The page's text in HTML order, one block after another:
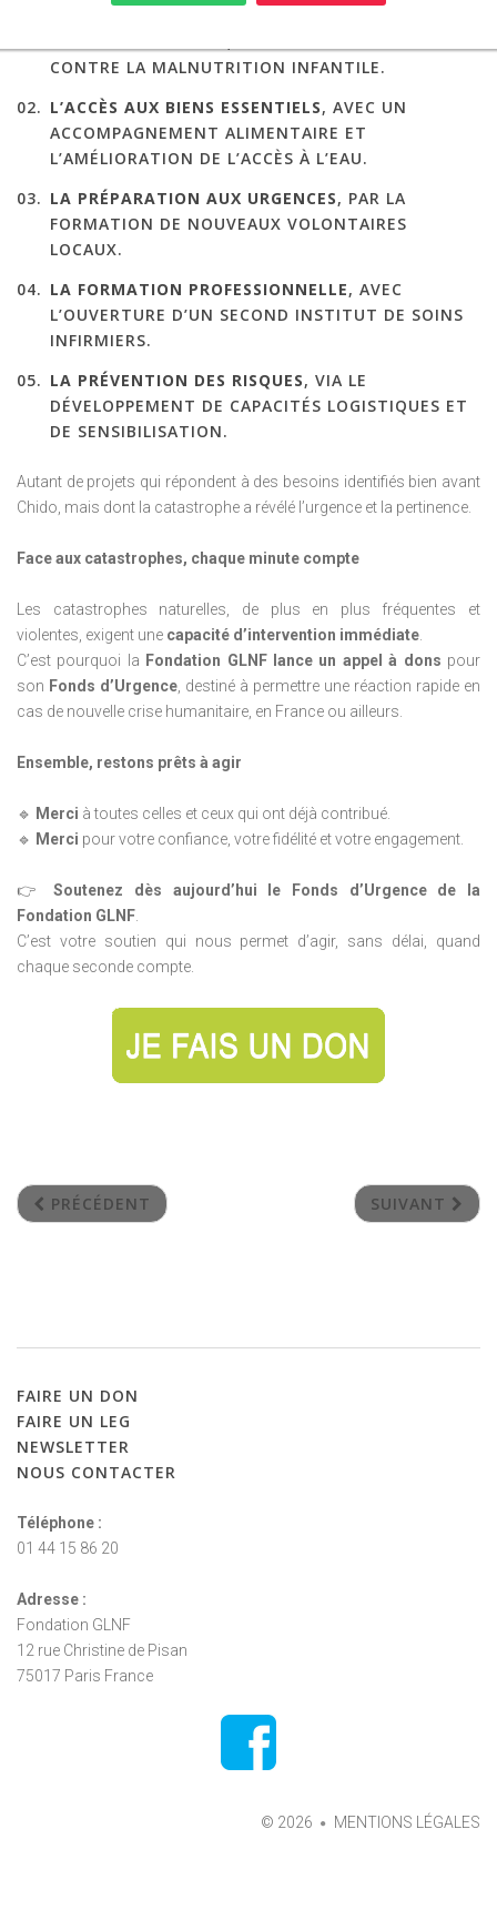
CONTRE LA MALNUTRITION INFANTILE.
L’ACCÈS AUX BIENS ESSENTIELS, AVEC UN
ACCOMPAGNEMENT ALIMENTAIRE ET
L’AMÉLIORATION DE L’ACCÈS À L’EAU.
LA PRÉPARATION AUX URGENCES, PAR LA
FORMATION DE NOUVEAUX VOLONTAIRES
LOCAUX.
LA FORMATION PROFESSIONNELLE, AVEC
L’OUVERTURE D’UN SECOND INSTITUT DE SOINS
INFIRMIERS.
LA PRÉVENTION DES RISQUES, VIA LE
DÉVELOPPEMENT DE CAPACITÉS LOGISTIQUES ET
DE SENSIBILISATION.
Autant de projets qui répondent à des besoins identifiés bien avant
Chido, mais dont la catastrophe a révélé l’urgence et la pertinence.
Face aux catastrophes, chaque minute compte
Les catastrophes naturelles, de plus en plus fréquentes et
violentes, exigent une capacité d’intervention immédiate
C’est pourquoi la Fondation GLNF lance un appel à dons pour
son Fonds d’Urgence , destiné à permettre une réaction rapide en
cas de nouvelle crise humanitaire, en France ou ailleurs.
Ensemble, restons prêts à agir
🔹 Merci à toutes celles et ceux qui ont déjà contribué.
🔹 Merci pour votre confiance, votre fidélité et votre engagement.
👉
Soutenez dès aujourd’hui le Fonds d’Urgence de la
Fondation GLNF
C’est votre soutien qui nous permet d’agir, sans délai, quand
chaque seconde compte.
PRÉCÉDENT SUIVANT
FAIRE UN DON
FAIRE UN LEG
NEWSLETTER
NOUS CONTACTER
Téléphone :
01 44 15 86 20
Adresse :
Fondation GLNF
12 rue Christine de Pisan
75017 Paris France
© 2026 MENTIONS LÉGALES